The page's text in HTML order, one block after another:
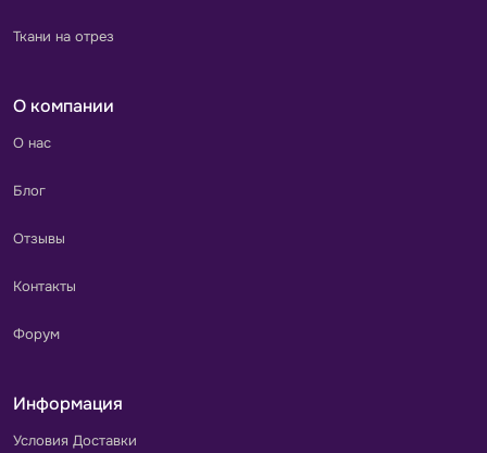
Ткани на отрез
О компании
О нас
Блог
Отзывы
Контакты
Форум
Информация
Условия Доставки